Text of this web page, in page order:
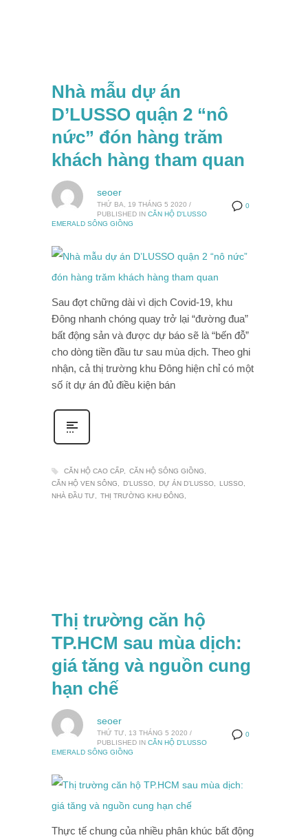
Nhà mẫu dự án
D’LUSSO quận 2 “nô
nức” đón hàng trăm
khách hàng tham quan
0
seoer
THỨ BA, 19 THÁNG 5 2020 /
PUBLISHED IN CĂN HỘ D'LUSSO
EMERALD SÔNG GIỒNG
Sau đợt chững dài vì dịch Covid-19, khu
Đông nhanh chóng quay trở lại “đường đua”
bất động sản và được dự báo sẽ là “bến đỗ”
cho dòng tiền đầu tư sau mùa dịch. Theo ghi
nhận, cả thị trường khu Đông hiện chỉ có một
số ít dự án đủ điều kiện bán
CĂN HỘ CAO CẤP
CĂN HỘ SÔNG GIỒNG
CĂN HỘ VEN SÔNG
D’LUSSO DỰ ÁN D’LUSSO
LUSSO
NHÀ ĐẦU TƯ
THỊ TRƯỜNG KHU ĐÔNG
Thị trường căn hộ
TP.HCM sau mùa dịch:
giá tăng và nguồn cung
hạn chế
0
seoer
THỨ TƯ, 13 THÁNG 5 2020 /
PUBLISHED IN CĂN HỘ D'LUSSO
EMERALD SÔNG GIỒNG
Thực tế chung của nhiều phân khúc bất động